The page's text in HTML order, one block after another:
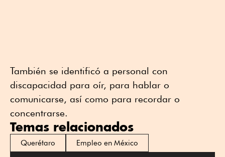
También se identificó a personal con
discapacidad para oír, para hablar o
comunicarse, así como para recordar o
concentrarse.
Temas relacionados
Querétaro Empleo en México